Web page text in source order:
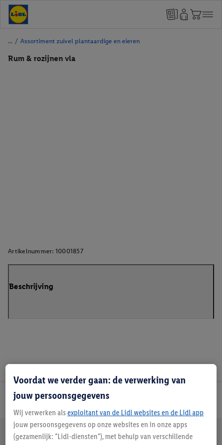
/ Assortiment zuivel plantaardige en eieren
Rum & rozijnen vla
Artikelnummer: 10001857
Beschrijving
Lidl Nieuwsbrief
Jouw voordelen bij ons als Lidl webshop klant
Gratis retourneren Veilig winkelen
Voordat we verder gaan: de verwerking van
jouw persoonsgegevens
Wij verwerken als exploitant van de Lidl websites en de Lidl app
jouw persoonsgegevens op onze websites en in onze apps
(gezamenlijk: "Lidl-diensten"), met behulp van verschillende